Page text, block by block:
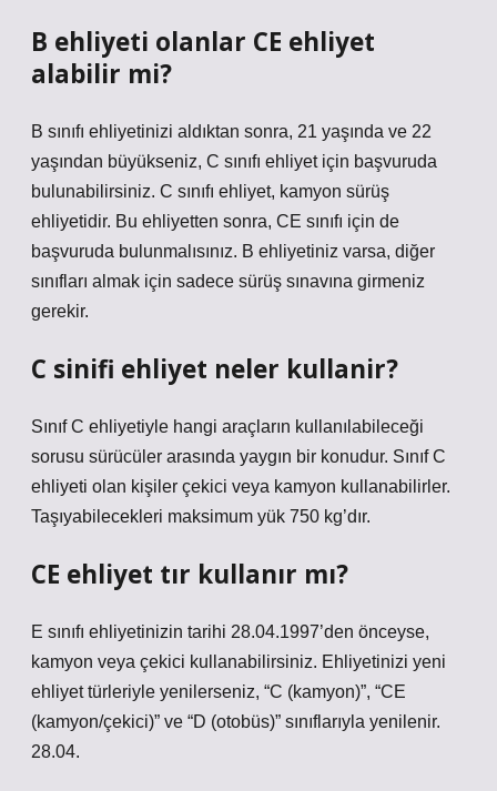
B ehliyeti olanlar CE ehliyet
alabilir mi?
B sınıfı ehliyetinizi aldıktan sonra, 21 yaşında ve 22
yaşından büyükseniz, C sınıfı ehliyet için başvuruda
bulunabilirsiniz. C sınıfı ehliyet, kamyon sürüş
ehliyetidir. Bu ehliyetten sonra, CE sınıfı için de
başvuruda bulunmalısınız. B ehliyetiniz varsa, diğer
sınıfları almak için sadece sürüş sınavına girmeniz
gerekir.
C sinifi ehliyet neler kullanir?
Sınıf C ehliyetiyle hangi araçların kullanılabileceği
sorusu sürücüler arasında yaygın bir konudur. Sınıf C
ehliyeti olan kişiler çekici veya kamyon kullanabilirler.
Taşıyabilecekleri maksimum yük 750 kg’dır.
CE ehliyet tır kullanır mı?
E sınıfı ehliyetinizin tarihi 28.04.1997’den önceyse,
kamyon veya çekici kullanabilirsiniz. Ehliyetinizi yeni
ehliyet türleriyle yenilerseniz, “C (kamyon)”, “CE
(kamyon/çekici)” ve “D (otobüs)” sınıflarıyla yenilenir.
28.04.